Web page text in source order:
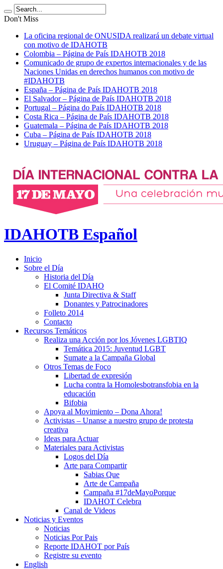
Don't Miss
La oficina regional de ONUSIDA realizará un debate virtual
con motivo de IDAHOTB
Colombia – Página de País IDAHOTB 2018
Comunicado de grupo de expertos internacionales y de las
Naciones Unidas en derechos humanos con motivo de
#IDAHOTB
España – Página de País IDAHOTB 2018
El Salvador – Página de País IDAHOTB 2018
Portugal – Página do País IDAHOTB 2018
Costa Rica – Página de País IDAHOTB 2018
Guatemala – Página de País IDAHOTB 2018
Cuba – Página de País IDAHOTB 2018
Uruguay – Página de País IDAHOTB 2018
IDAHOTB Español
Inicio
Sobre el Día
Historia del Día
El Comité IDAHO
Junta Directiva & Staff
Donantes y Patrocinadores
Folleto 2014
Contacto
Recursos Temáticos
Realiza una Acción por los Jóvenes LGBTIQ
Temática 2015: Juventud LGBT
Sumate a la Campaña Global
Otros Temas de Foco
Libertad de expresión
Lucha contra la Homolesbotransfobia en la
educación
Bifobia
Apoya al Movimiento – Dona Ahora!
Activistas – Unanse a nuestro grupo de protesta
creativa
Ideas para Actuar
Materiales para Activistas
Logos del Día
Arte para Compartir
Sabias Que
Arte de Campaña
Campaña #17deMayoPorque
IDAHOT Celebra
Canal de Videos
Noticias y Eventos
Noticias
Noticias Por Pais
Reporte IDAHOT por País
Registre su evento
English